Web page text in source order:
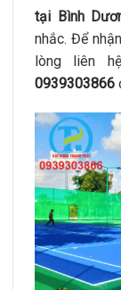
tại Bình
nhắc. Để
lòng liên
0939303866